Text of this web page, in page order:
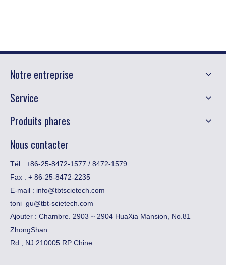
Notre entreprise
Service
Produits phares
Nous contacter
Tél : +86-25-8472-1577 / 8472-1579
Fax : ​+ 86-25-8472-2235
E-mail : info@tbtscietech.com
toni_gu@tbt-scietech.com
Ajouter : Chambre. 2903 ~ 2904 HuaXia Mansion, No.81
ZhongShan
Rd., NJ 210005 RP Chine